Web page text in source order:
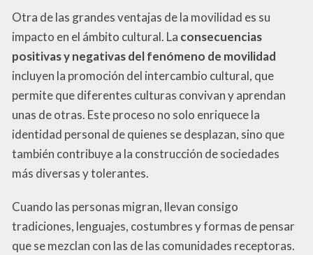
Otra de las grandes ventajas de la movilidad es su
impacto en el ámbito cultural. La consecuencias
positivas y negativas del fenómeno de movilidad
incluyen la promoción del intercambio cultural, que
permite que diferentes culturas convivan y aprendan
unas de otras. Este proceso no solo enriquece la
identidad personal de quienes se desplazan, sino que
también contribuye a la construcción de sociedades
más diversas y tolerantes.
Cuando las personas migran, llevan consigo
tradiciones, lenguajes, costumbres y formas de pensar
que se mezclan con las de las comunidades receptoras.